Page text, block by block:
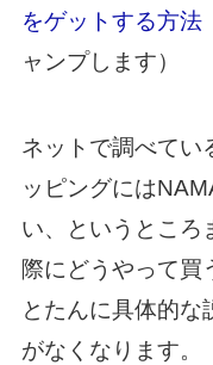
をゲットする方法
ャンプします）
ネットで調べてい
ッピングには
い、というところ
際にどうやって買
とたんに具体的な
がなくなります。